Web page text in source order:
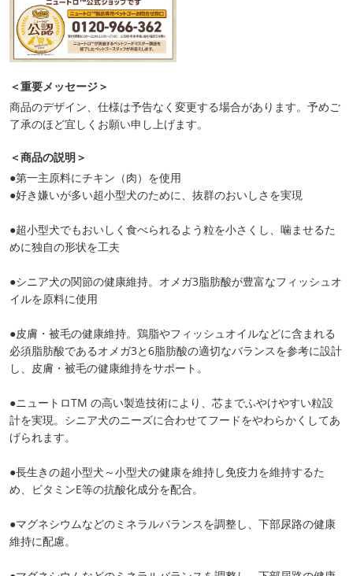
＜重要メッセージ＞
商品のデザイン、仕様は予告なく変更する場合があります。予めご
了承のほど宜しくお願い申し上げます。
＜商品の説明＞
●第一主原料にチキン（肉）を使用
●好き嫌いが多い超小型犬のために、抜群のおいしさを実現
●超小型犬でもおいしく食べられるよう粒を小さくし、噛ませるた
めに独自の形状を工夫
●シニア犬の関節の健康維持。オメガ3脂肪酸が豊富なフィッシュオ
イルを原料に使用
●皮膚・被毛の健康維持。鶏脂やフィッシュオイルなどに含まれる
必須脂肪酸であるオメガ3と6脂肪酸の適切なバランスを参考に設計
し、皮膚・被毛の健康維持をサポート。
●ニュートロTM の高い製造技術により、芯までふやけやすい粒設
計を実現。シニア犬のニーズに合わせてフードをやわらかくしてあ
げられます。
●長生きの超小型犬～小型犬の健康を維持し免疫力を維持するた
め、ビタミンE等の抗酸化成分を配合。
●マグネシウムなどのミネラルバランスを調整し、下部尿路の健康
維持に配慮。